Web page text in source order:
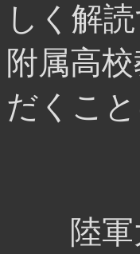
しく解
附属高
だくこと
碓
陸軍大